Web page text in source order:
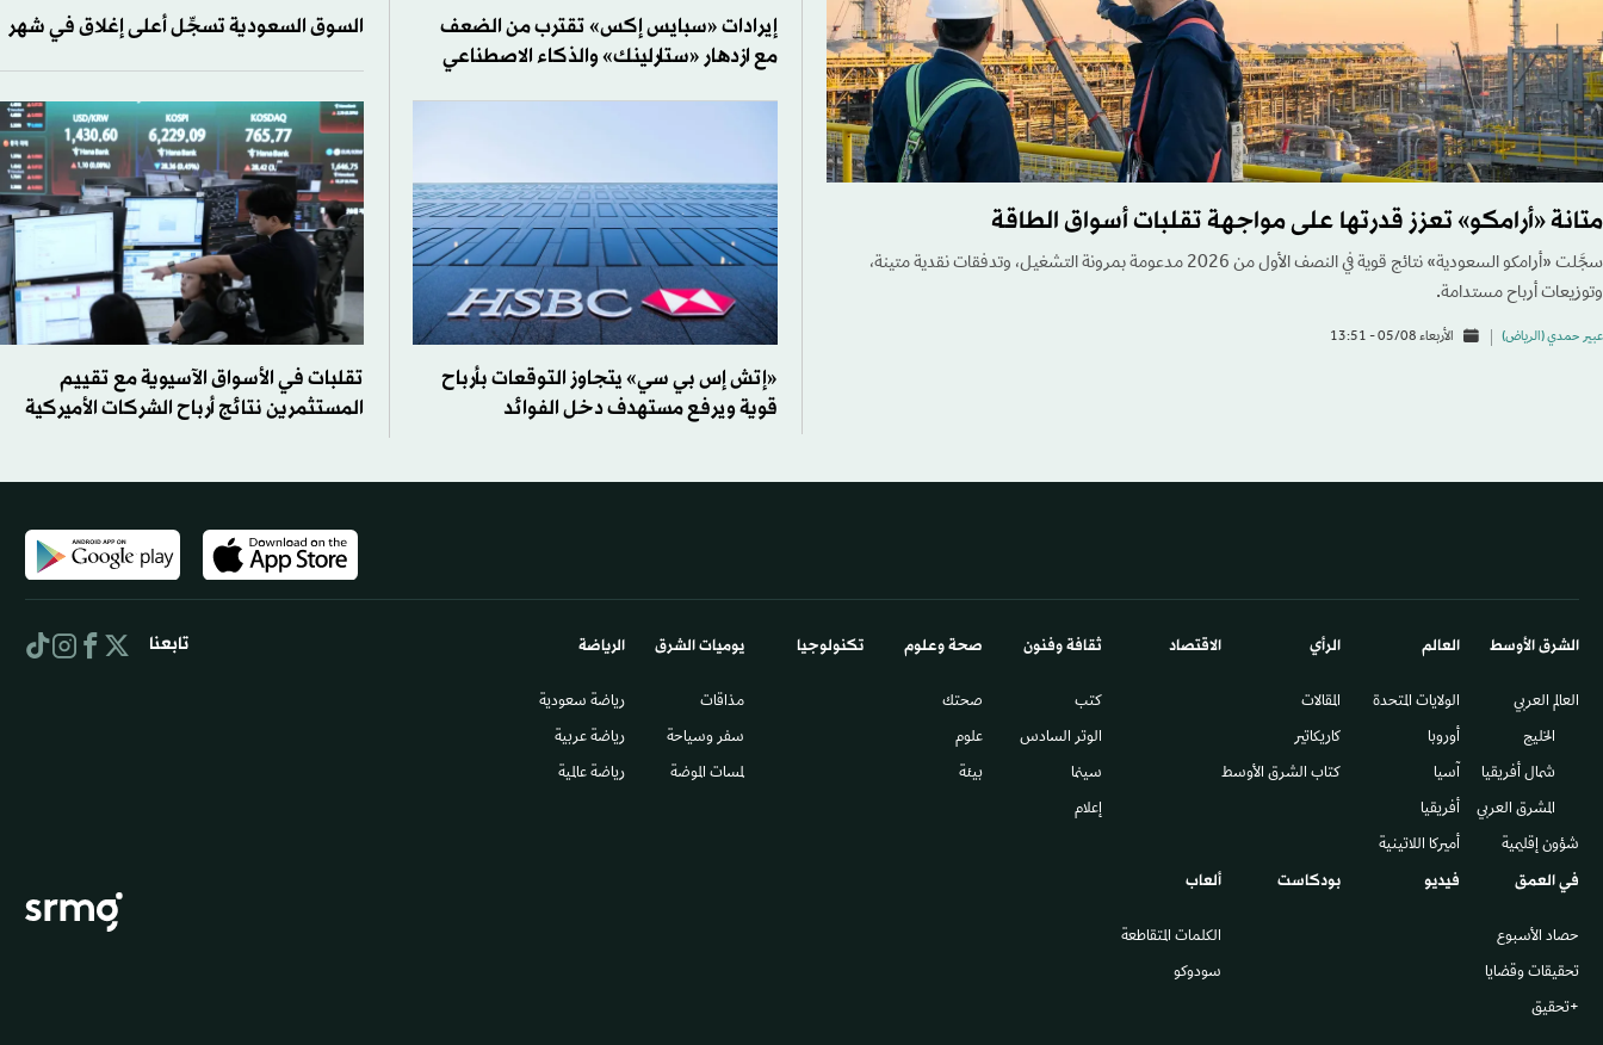
متانة «أرامكو» تعزز قدرتها على مواجهة تقلبات أسواق الطاقة
سجَّلت «أرامكو السعودية» نتائج قوية في النصف الأول من 2026 مدعومة بمرونة التشغيل، وتدفقات نقدية متينة،
وتوزيعات أرباح مستدامة.
عبير حمدي (الرياض) الأربعاء 05/08 - 13:51
إيرادات «سبايس إكس» تقترب من الضعف
مع ازدهار «ستارلينك» والذكاء الاصطناعي
السوق السعودية تسجِّل أعلى إغلاق في شهر
«إتش إس بي سي» يتجاوز التوقعات بأرباح
قوية ويرفع مستهدف دخل الفوائد
تقلبات في الأسواق الآسيوية مع تقييم
المستثمرين نتائج أرباح الشركات الأميركية
الشرق الأوسط​
العالم العربي
الخليج
شمال أفريقيا
المشرق العربي
شؤون إقليمية
العالم
الولايات المتحدة
أوروبا
آسيا
أفريقيا
أميركا اللاتينية
الرأي
المقالات
كاريكاتير
كتاب الشرق الأوسط
الاقتصاد ثقافة وفنون
كتب
الوتر السادس​
سينما
إعلام
صحة وعلوم
صحتك
علوم
بيئة
تكنولوجيا يوميات الشرق​
مذاقات
سفر وسياحة
لمسات الموضة
الرياضة
رياضة سعودية
رياضة عربية
رياضة عالمية
في العمق
حصاد الأسبوع
تحقيقات وقضايا
+تحقيق
فيديو بودكاست ألعاب
الكلمات المتقاطعة
سودوكو
تابعنا